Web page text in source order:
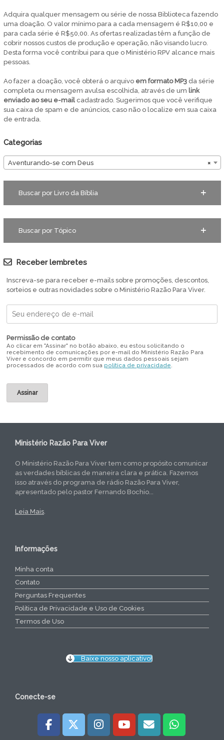
Adquira qualquer mensagem ou série de nossa Biblioteca fazendo
uma doação. O valor mínimo para a cada mensagem é R$10,00 e
para cada série é R$50,00. As ofertas realizadas têm a função de
cobrir nossos custos de produção e operação, não visando lucro.
Desta forma você contribui para que o Ministério RPV alcance mais
pessoas.
Ao fazer a doação, você obterá o arquivo em formato MP3da série
completa ou mensagem avulsa escolhida, através de um link
enviado ao seu e-mailcadastrado. Sugerimos que você verifique
sua caixa de spam e de anúncios, caso não o localize em sua caixa
de entrada.
Categorias
×
Aventurando-se com Deus
Buscar por Livro da Bíblia
Buscar por Tópico
Receber lembretes
Inscreva-se para receber e-mails sobre promoções, descontos,
sorteios e outras novidades sobre o Ministério Razão Para Viver.
Permissão de contato
Ao clicar em "Assinar" no botão abaixo, eu estou solicitando o
recebimento de comunicações por e-mail do Ministério Razão Para
Viver e concordo em permitir que meus dados pessoais sejam
processados de acordo com sua política de privacidade.
Ministério Razão Para Viver
O Ministério Razão Para Viver tem como propósito comunicar
as verdades bíblicas de maneira clara e prática. Fazemos
isso através do programa de rádio Razão Para Viver,
apresentado pelo pastor Fernando Bochio...
Leia Mais
Informações
Minha conta
Contato
Perguntas Frequentes
Política de Privacidade e Uso de Cookies
Termos de Uso
Baixe nosso aplicativo!
Conecte-se